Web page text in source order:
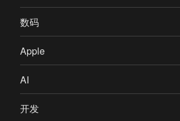
数码
Apple
AI
开发